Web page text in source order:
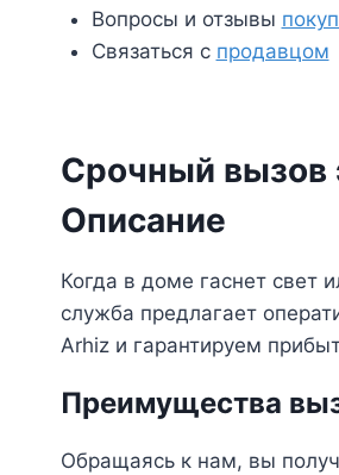
Вопросы и отзывы
Связаться с продавцом
Срочный вызов
Описание
Когда в доме гаснет свет
служба предлагает
Arhiz и гарантируем
Преимущества
Обращаясь к нам, вы